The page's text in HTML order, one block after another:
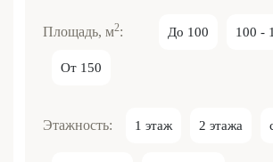
Площадь, м2: До 100 100 -
От 150
Этажность: 1 этаж 2 этажа